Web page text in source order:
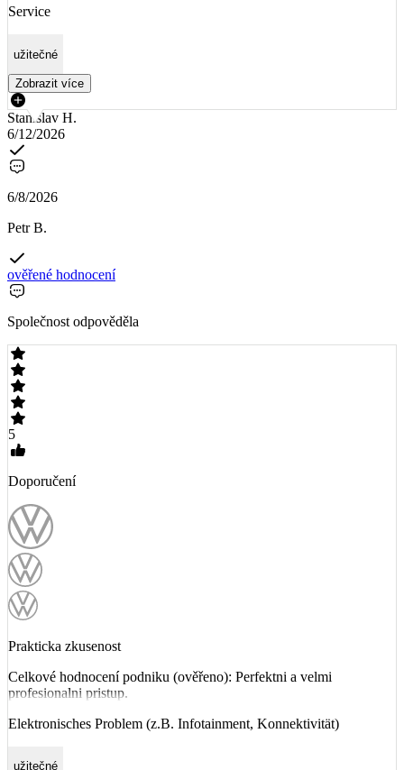
Service
užitečné
Zobrazit více
Stanislav H.
6/12/2026
6/8/2026
Petr B.
ověřené hodnocení
Společnost odpověděla
5
Doporučení
Prakticka zkusenost
Celkové hodnocení podniku (ověřeno): Perfektni a velmi
profesionalni pristup.
Elektronisches Problem (z.B. Infotainment, Konnektivität)
užitečné